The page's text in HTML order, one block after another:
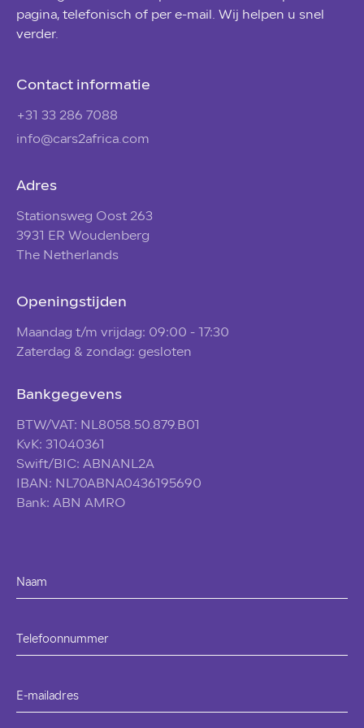
pagina, telefonisch of per e-mail. Wij helpen u snel
verder.
Contact informatie
+31 33 286 7088
info@cars2africa.com
Adres
Stationsweg Oost 263
3931 ER Woudenberg
The Netherlands
Openingstijden
Maandag t/m vrijdag: 09:00 - 17:30
Zaterdag & zondag: gesloten
Bankgegevens
BTW/VAT: NL8058.50.879.B01
KvK: 31040361
Swift/BIC: ABNANL2A
IBAN: NL70ABNA0436195690
Bank: ABN AMRO
Naam
Telefoonnummer
E-mailadres